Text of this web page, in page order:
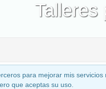
Talleres
para mejorar mis
que aceptas su uso.